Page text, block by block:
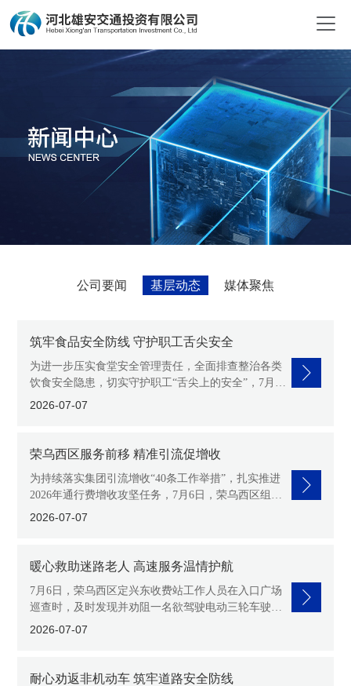
公司要闻 基层动态 媒体聚焦
筑牢食品安全防线 守护职工舌尖安全
为进一步压实食堂安全管理责任，全面排查整治各类
饮食安全隐患，切实守护职工“舌尖上的安全”，7月7
日，荣乌西区组织专项工作组，对片区内各站点食堂
2026-07-07
荣乌西区服务前移 精准引流促增收
为持续落实集团引流增收“40条工作举措”，扎实推进
2026年通行费增收攻坚任务，7月6日，荣乌西区组织
工作人员前往快递物流中心及定兴连接线货车聚集
2026-07-07
暖心救助迷路老人 高速服务温情护航
7月6日，荣乌西区定兴东收费站工作人员在入口广场
巡查时，及时发现并劝阻一名欲驾驶电动三轮车驶入
高速公路的迷路老人，妥善开展救助，成功化解一起
2026-07-07
耐心劝返非机动车 筑牢道路安全防线